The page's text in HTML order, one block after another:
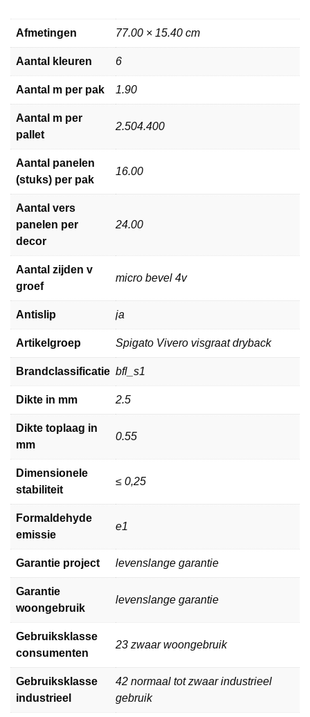
Afmetingen 77.00 × 15.40 cm
Aantal kleuren 6
Aantal m per pak 1.90
Aantal m per
pallet
2.504.400
Aantal panelen
(stuks) per pak
16.00
Aantal vers
panelen per
decor
24.00
Aantal zijden v
groef
micro bevel 4v
Antislip ja
Artikelgroep Spigato Vivero visgraat dryback
Brandclassificatie bfl_s1
Dikte in mm 2.5
Dikte toplaag in
mm
0.55
Dimensionele
stabiliteit
≤ 0,25
Formaldehyde
emissie
e1
Garantie project levenslange garantie
Garantie
woongebruik
levenslange garantie
Gebruiksklasse
consumenten
23 zwaar woongebruik
Gebruiksklasse
industrieel
42 normaal tot zwaar industrieel
gebruik